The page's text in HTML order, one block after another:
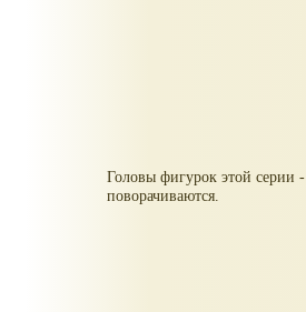
Головы фигурок этой серии -
поворачиваются.